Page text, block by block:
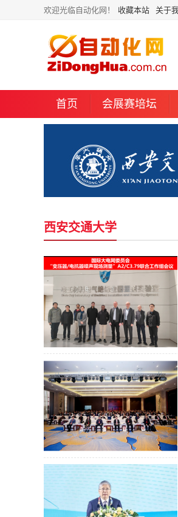
欢迎光临自动化网！ 收藏本站 关于
首页 会展赛培坛
西安交通大学